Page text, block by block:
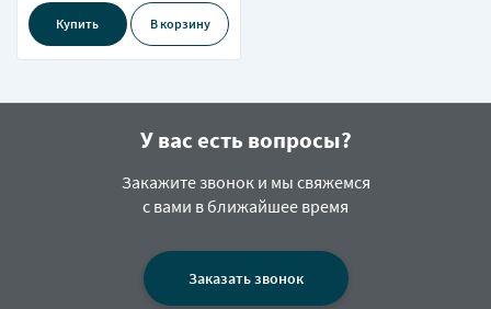
Купить В корзину
У вас есть вопросы?
Закажите звонок и мы свяжемся
с вами в ближайшее время
Заказать звонок